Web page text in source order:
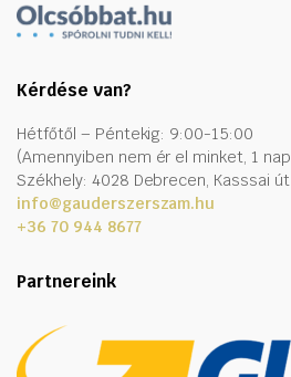
Kérdése van?
Hétfőtől – Péntekig: 9:00-15:00
(Amennyiben nem ér el minket, 1
Székhely: 4028 Debrecen, Kasssai út
info@gauderszerszam.hu
+36 70 944 8677
Partnereink